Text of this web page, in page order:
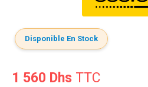
Disponible En Stock
1 560 Dhs TTC